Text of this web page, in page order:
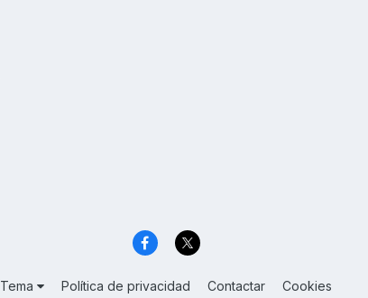
Tema Política de privacidad Contactar Cookies